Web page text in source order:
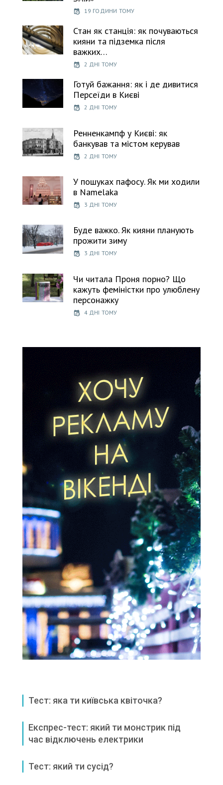
19 ГОДИНИ ТОМУ
Стан як станція: як почуваються
кияни та підземка після
важких…
2 ДНІ ТОМУ
Готуй бажання: як і де дивитися
Персеїди в Києві
2 ДНІ ТОМУ
Ренненкампф у Києві: як
банкував та містом керував
2 ДНІ ТОМУ
У пошуках пафосу. Як ми ходили
в Namelaka
3 ДНІ ТОМУ
Буде важко. Як кияни планують
прожити зиму
3 ДНІ ТОМУ
Чи читала Проня порно? Що
кажуть феміністки про улюблену
персонажку
4 ДНІ ТОМУ
Тест: яка ти київська квіточка?
Експрес-тест: який ти монстрик під
час відключень електрики
Тест: який ти сусід?